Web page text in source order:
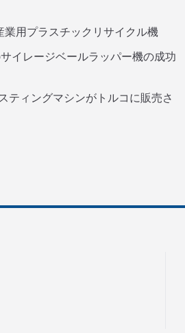
用プラスチックリサイクル機
イレージベールラッパー機の成功
ィングマシンがトルコに販売さ